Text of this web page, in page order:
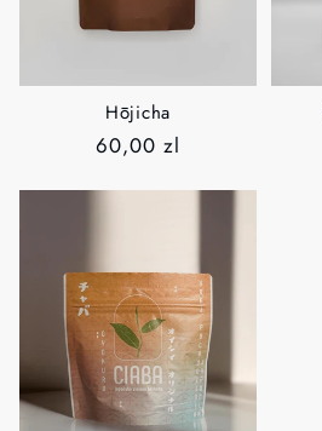
Hōjicha
Normaler
60,00 zl